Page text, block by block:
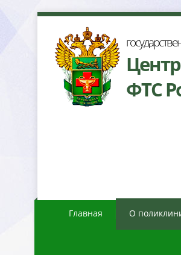
ФТС
Главная О